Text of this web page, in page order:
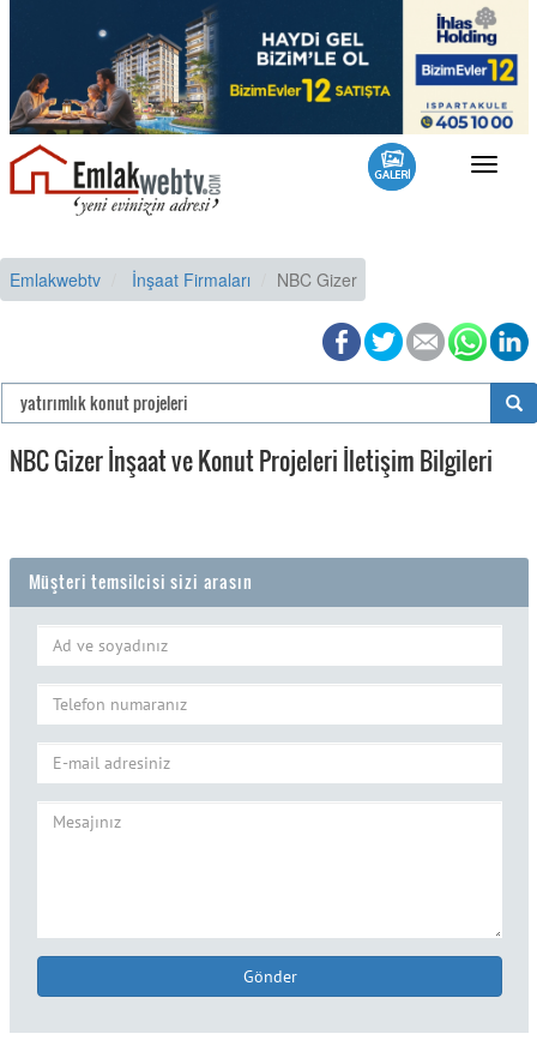
Toggle
Emlakwebtv İnşaat Firmaları NBC Gizer
NBC Gizer İnşaat ve Konut Projeleri İletişim Bilgileri
Müşteri temsilcisi sizi arasın
Gönder